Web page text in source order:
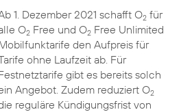
1. Dezember 2021 schafft O2für
O2Free und O2Free Unlimited
den Aufpreis für
ohne Laufzeit ab. Für
gibt es bereits solch
Angebot. Zudem reduziert O2
reguläre Kündigungsfrist von